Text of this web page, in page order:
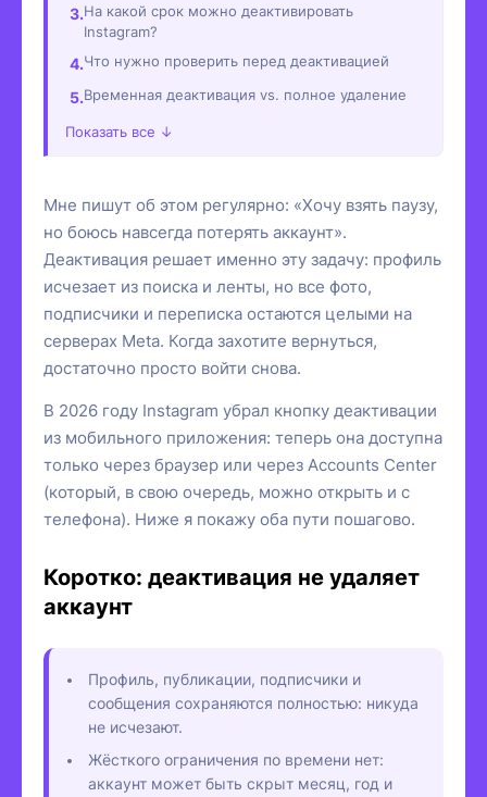
На какой срок можно деактивировать
Instagram?
Что нужно проверить перед деактивацией
Временная деактивация vs. полное удаление
Показать все ↓
Мне пишут об этом регулярно: «Хочу взять паузу,
но боюсь навсегда потерять аккаунт».
Деактивация решает именно эту задачу: профиль
исчезает из поиска и ленты, но все фото,
подписчики и переписка остаются целыми на
серверах Meta. Когда захотите вернуться,
достаточно просто войти снова.
В 2026 году Instagram убрал кнопку деактивации
из мобильного приложения: теперь она доступна
только через браузер или через Accounts Center
(который, в свою очередь, можно открыть и с
телефона). Ниже я покажу оба пути пошагово.
Коротко: деактивация не удаляет
аккаунт
Профиль, публикации, подписчики и
сообщения сохраняются полностью: никуда
не исчезают.
Жёсткого ограничения по времени нет:
аккаунт может быть скрыт месяц, год и